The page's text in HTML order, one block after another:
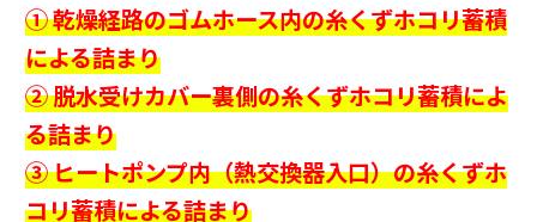
① 乾燥経路のゴムホース内の糸くずホコリ蓄積
による詰まり
② 脱水受けカバー裏側の糸くずホコリ蓄積によ
る詰まり
③ ヒートポンプ内（熱交換器入口）の糸くずホ
コリ蓄積による詰まり